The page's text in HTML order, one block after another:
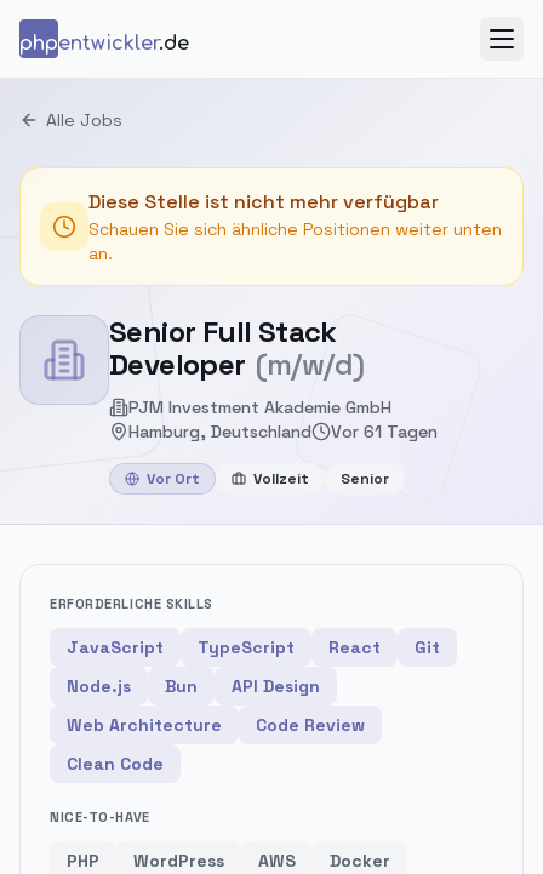
phpentwickler.de
Alle Jobs
Diese Stelle ist nicht mehr verfügbar
Schauen Sie sich ähnliche Positionen weiter unten
an.
Senior Full Stack
Developer (m/w/d)
PJM Investment Akademie GmbH
Hamburg, Deutschland
Vor 61 Tagen
Vor Ort Vollzeit Senior
ERFORDERLICHE SKILLS
JavaScript TypeScript React
Git
Node.js
Bun
API Design
Web Architecture
Code Review
Clean Code
NICE-TO-HAVE
PHP WordPress AWS
Docker